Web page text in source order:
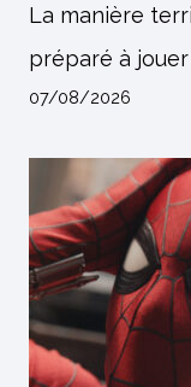
La manière
préparé à
07/08/2026